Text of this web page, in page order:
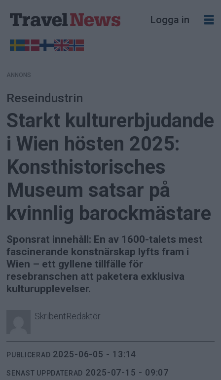
Logga in
ANNONS
Reseindustrin
Starkt kulturerbjudande
i Wien hösten 2025:
Konsthistorisches
Museum satsar på
kvinnlig barockmästare
Sponsrat innehåll: En av 1600-talets mest
fascinerande konstnärskap lyfts fram i
Wien – ett gyllene tillfälle för
resebranschen att paketera exklusiva
kulturupplevelser.
SkribentRedaktör
PUBLICERAD 2025-06-05 - 13:14
SENAST UPPDATERAD 2025-07-15 - 09:07